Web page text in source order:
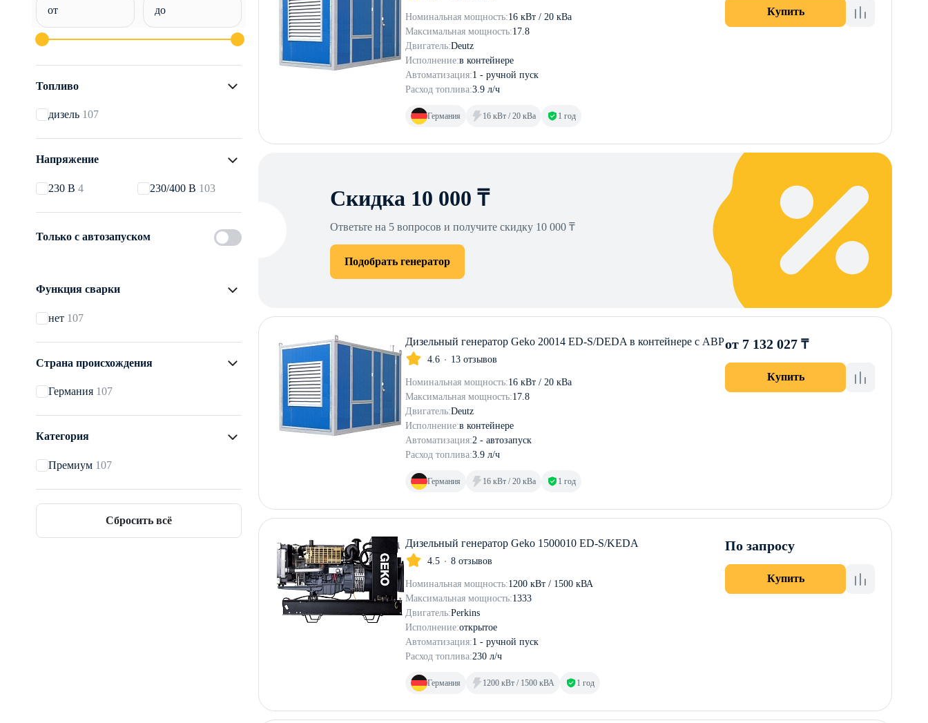
от до
Топливо
дизель 107
Напряжение
230 В 4 230/400 В 103
Только с автозапуском
Функция сварки
нет 107
Страна происхождения
Германия 107
Категория
Премиум 107
Сбросить всё
Номинальная мощность:16 кВт / 20 кВа
Максимальная мощность:17.8
Двигатель:Deutz
Исполнение:в контейнере
Автоматизация:1 - ручной пуск
Расход топлива:3.9 л/ч
Германия 16 кВт / 20 кВа 1 год
Купить
Скидка 10 000 ₸
Ответьте на 5 вопросов и получите скидку 10 000 ₸
Подобрать генератор
Дизельный генератор Geko 20014 ED-S/DEDA в контейнере с АВР
4.6 13 отзывов
Номинальная мощность:16 кВт / 20 кВа
Максимальная мощность:17.8
Двигатель:Deutz
Исполнение:в контейнере
Автоматизация:2 - автозапуск
Расход топлива:3.9 л/ч
Германия 16 кВт / 20 кВа 1 год
от 7 132 027 ₸
Купить
Дизельный генератор Geko 1500010 ED-S/KEDA
4.5 8 отзывов
Номинальная мощность:1200 кВт / 1500 кВА
Максимальная мощность:1333
Двигатель:Perkins
Исполнение:открытое
Автоматизация:1 - ручной пуск
Расход топлива:230 л/ч
Германия 1200 кВт / 1500 кВА 1 год
По запросу
Купить